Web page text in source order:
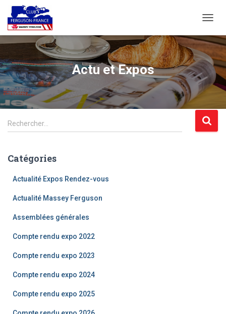
LA
Actu et Expos
R
e
e
Rechercher…
Catégories
Actualité Expos Rendez-vous
Actualité Massey Ferguson
Assemblées générales
Compte rendu expo 2022
Compte rendu expo 2023
Compte rendu expo 2024
Compte rendu expo 2025